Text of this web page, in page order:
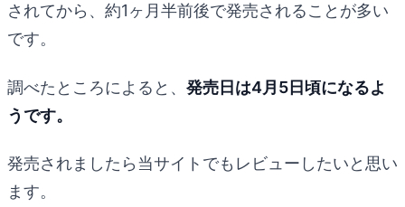
されてから、約1ヶ月半前後で発売されることが多い
です。
調べたところによると、 発売日は4月5日頃になるよ
うです。
発売されましたら当サイトでもレビューしたいと思い
ます。